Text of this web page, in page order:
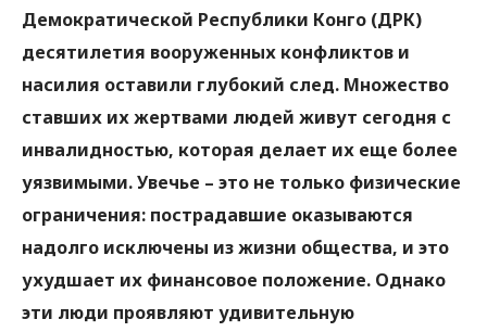
Демократической Республики Конго (ДРК)
десятилетия вооруженных конфликтов и
насилия оставили глубокий след. Множество
ставших их жертвами людей живут сегодня с
инвалидностью, которая делает их еще более
уязвимыми. Увечье – это не только физические
ограничения: пострадавшие оказываются
надолго исключены из жизни общества, и это
ухудшает их финансовое положение. Однако
эти люди проявляют удивительную